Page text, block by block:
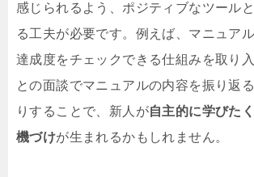
感じられるよう、ポジティブなツール
る工夫が必要です。例えば、マニュア
達成度をチェックできる仕組みを取り
との面談でマニュアルの内容を振り返
りすることで、新人が自主的に学びた
機づけが生まれるかもしれません。